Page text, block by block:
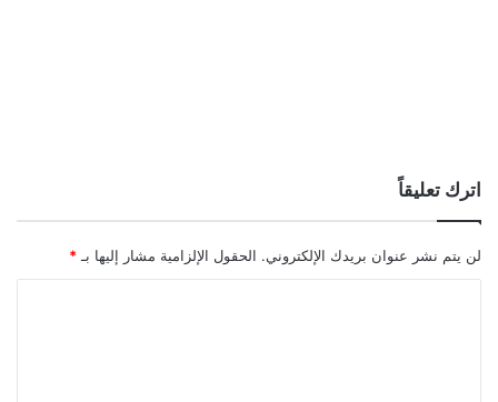
اترك تعليقاً
لن يتم نشر عنوان بريدك الإلكتروني. الحقول الإلزامية مشار إليها بـ *